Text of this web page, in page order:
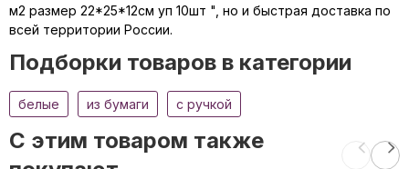
м2 размер 22*25*12см уп 10шт ", но и быстрая доставка по
всей территории России.
Подборки товаров в категории
белые из бумаги с ручкой
C этим товаром также